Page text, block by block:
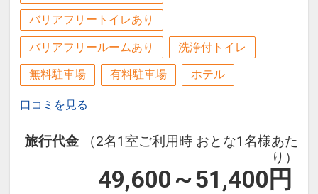
●インドアプール
営業期間）通年
営業時間）９：００～１９：００
バリアフリートイレあり
バリアフリールームあり 洗浄付トイレ
無料駐車場 有料駐車場 ホテル
口コミを見る
旅行代金
（2名1室ご利用時 おとな1名様あた
り）
49,600～51,400 円